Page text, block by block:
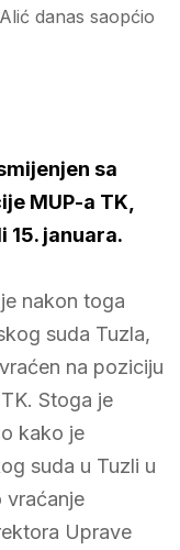
danas saopćio
sa
MUP-a TK,
15. januara.
nakon toga
suda Tuzla,
na poziciju
Stoga je
kako je
suda u Tuzli u
vraćanje
Uprave